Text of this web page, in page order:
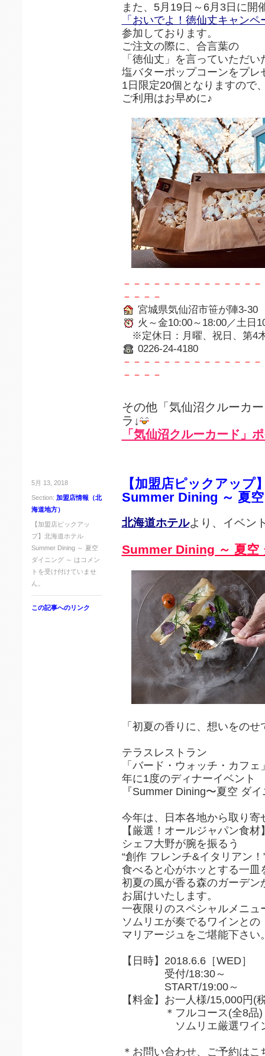
また、5月19日～6月3日に開
「おいでよ！徳仙丈キャンペ
参加しております。
ご注文の際に、合言葉の
「徳仙丈」を言っていただい
塩バターポップコーンをプレ
1日限定20個となりますので
ご利用はお早めに♪
－－－－－－－－－－－－－
－－－－
宮城県気仙沼市笹が陣3-30
火～金10:00～18:00／土日
※定休日：月曜、祝日、第4
0226-24-4180
－－－－－－－－－－－－－
－－－－
その他「気仙沼クルーカ
ラ↓
「気仙沼クルーカード」
5月 13, 2018
Section: 加盟店情報（北
海道地方）
【加盟店ピックアッ
プ】北海道ホテル
Summer Dining ～ 夏空
ダイニング ～ は コメン
トを受け付けていませ
ん。
この記事へのリンク
【加盟店ピックアップ
Summer Dining ～ 夏
北海道ホテルより、イベン
Summer Dining ～ 夏空
「初夏の香りに、想いをのせ
テラスレストラン
「バード・ウォッチ・カフェ
年に1度のディナーイベント
『Summer Dining〜夏空 ダ
今年は、日本各地から取り寄
【厳選！オールジャパン食材
シェフ大野が腕を振るう
“創作 フレンチ&イタリアン！
食べると心がホッとする一皿
初夏の風が香る森のガーデン
お届けいたします。
一夜限りのスペシャルメニュ
ソムリエが奏でるワインとの
マリアージュをご堪能下さい
【日時】2018.6.6［WED］
受付/18:30～
START/19:00～
【料金】お一人様/15,000円(
＊フルコース(全8品)
ソムリエ厳選ワイン
＊お問い合わせ、ご予約はこ